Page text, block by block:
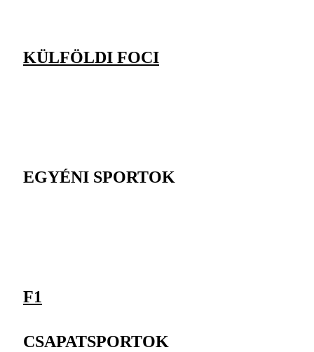
KÜLFÖLDI FOCI
EGYÉNI SPORTOK
F1
CSAPATSPORTOK